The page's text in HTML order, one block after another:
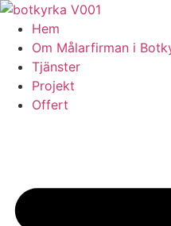
Skip
content
Hem
Om Målarfirman i
Tjänster
Projekt
Offert